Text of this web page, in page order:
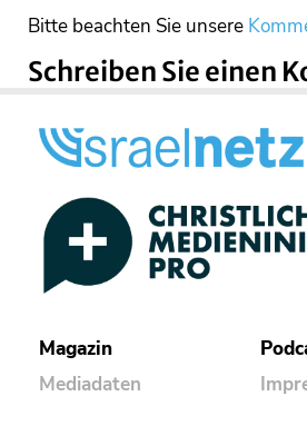
Bitte beachten Sie unsere
Schreiben Sie einen
Magazin
Mediadaten